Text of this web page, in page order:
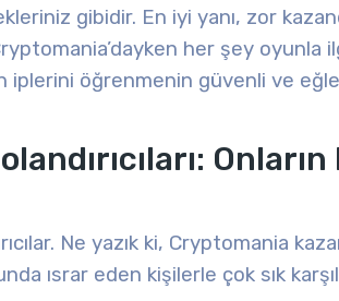
gibidir. En iyi yanı, zor
her şey oyunla
öğrenmenin güvenli ve
Ne yazık ki, Cryptomania
ısrar eden kişilerle çok sık